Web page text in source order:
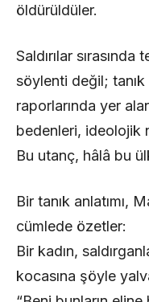
öldürüldüler.
Saldırılar
söylenti değil; tanık
raporlarında yer
bedenleri, ideolojik
Bu utanç, hâlâ bu
Bir tanık anlatımı,
cümlede özetler:
Bir kadın,
kocasına şöyle